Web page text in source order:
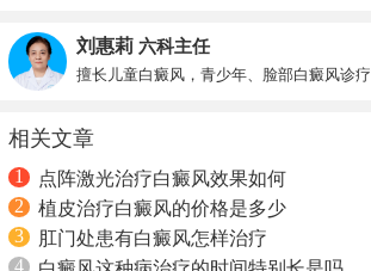
刘惠莉 六科主任
擅长儿童白癜风，青少年、脸部白癜风诊疗
相关文章
1
点阵激光治疗白癜风效果如何
2
植皮治疗白癜风的价格是多少
3
肛门处患有白癜风怎样治疗
4